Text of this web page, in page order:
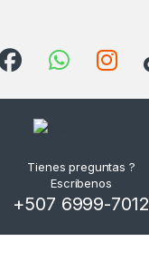
Tienes preguntas ?
Escribenos
+507 6999-7012